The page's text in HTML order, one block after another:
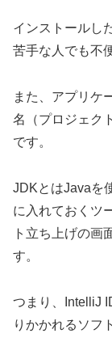
インストールし
苦手な人でも不
また、アプリケ
名（プロジェク
です。
JDKとはJavaを
に入れておくツ
ト立ち上げの画
す。
つまり、IntelliJ
りかかれるソフ